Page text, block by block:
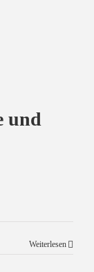
und
Weiterlesen